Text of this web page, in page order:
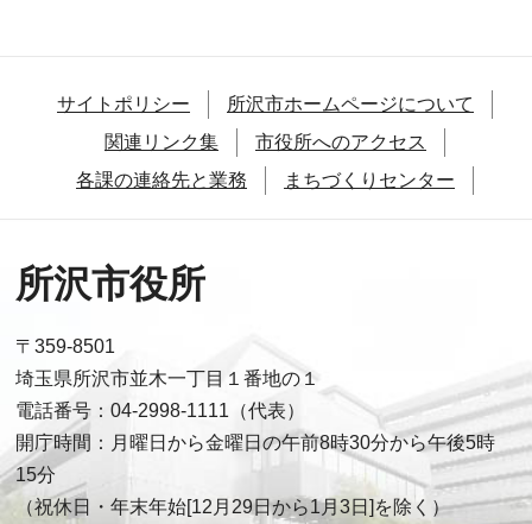
サイトポリシー
所沢市ホームページについて
関連リンク集
市役所へのアクセス
各課の連絡先と業務
まちづくりセンター
所沢市役所
〒359-8501
埼玉県所沢市並木一丁目１番地の１
電話番号：04-2998-1111（代表）
開庁時間：月曜日から金曜日の午前8時30分から午後5時
15分
（祝休日・年末年始[12月29日から1月3日]を除く）